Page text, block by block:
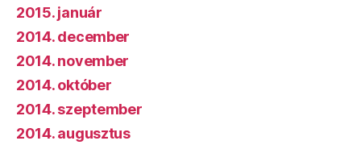
2015. január
2014. december
2014. november
2014. október
2014. szeptember
2014. augusztus